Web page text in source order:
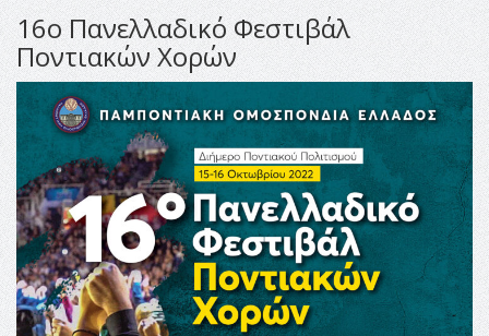
16ο Πανελλαδικό Φεστιβάλ
Ποντιακών Χορών